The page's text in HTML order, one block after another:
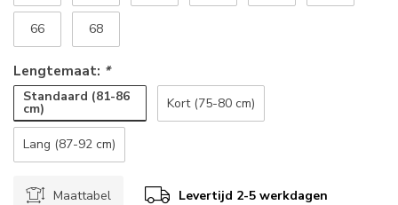
66 68
Lengtemaat: *
Standaard (81-86
cm) Kort (75-80 cm)
Lang (87-92 cm)
Maattabel Levertijd 2-5 werkdagen